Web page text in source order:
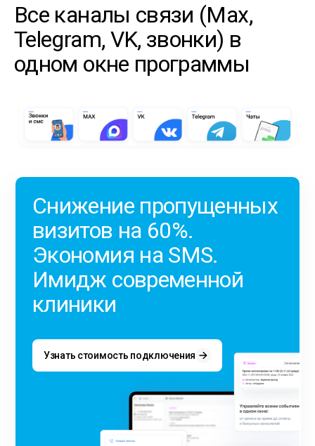
Все каналы связи (Max,
Telegram, VK, звонки) в
одном окне программы
Снижение пропущенных
визитов на 60%.
Экономия на SMS.
Имидж современной
клиники
Узнать стоимость подключения